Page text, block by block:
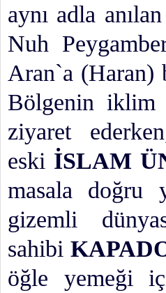
aynı adla
Nuh
Aran`a (Haran)
Bölgenin iklim
ziyaret
eski İSLAM
masala doğru
gizemli
sahibi
öğle yemeği